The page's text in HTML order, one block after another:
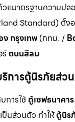
ยมาตรฐานความปล
Standard) ตั้ง
ง กรุงเทพ(กทม. /
ร์ ถนนสีลม
การตู้นิรภัยส่ว
การใช้ ตู้เซฟธนาคาร
ป็นส่วนตัว ทำให้ตู้นิร